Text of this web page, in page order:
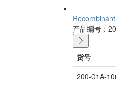
产品编号：
货号
200-01A-